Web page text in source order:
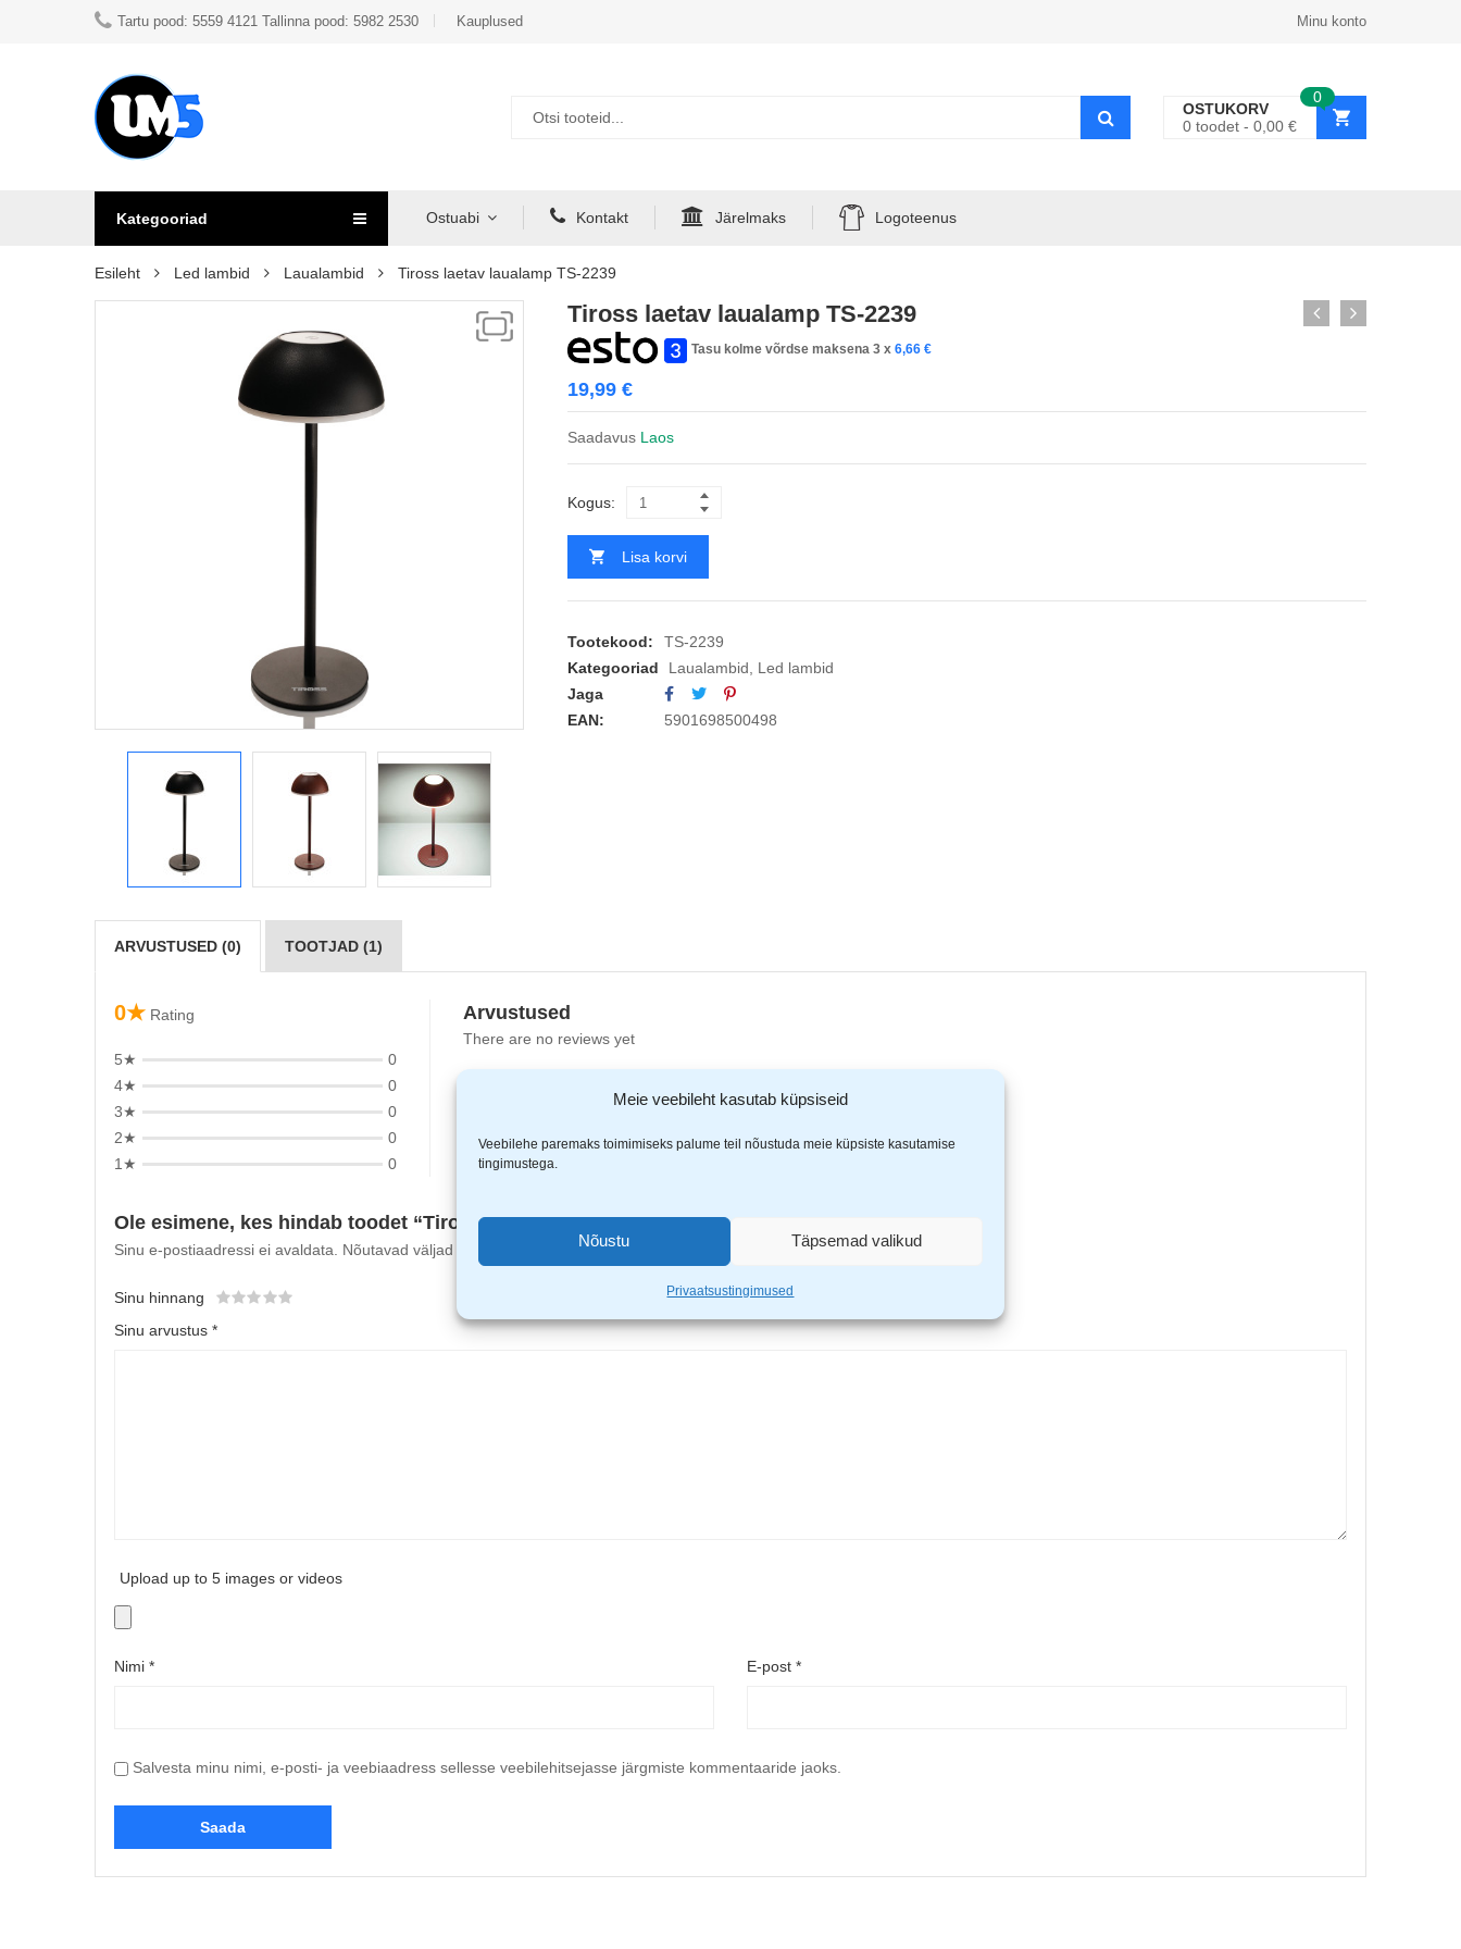
Meie veebileht kasutab küpsiseid
Veebilehe paremaks toimimiseks palume teil nõustuda meie küpsiste kasutamise
tingimustega.
Nõustu Täpsemad valikud
Privaatsustingimused
Tartu pood: 5559 4121 Tallinna pood: 5982 2530 Kauplused Minu konto
0
OSTUKORV
0 toodet 0,00 €
Kategooriad Ostuabi Kontakt Järelmaks Logoteenus
Esileht Led lambid Laualambid Tiross laetav laualamp TS-2239
Tiross laetav laualamp TS-2239
Tasu kolme võrdse maksena 3 x 6,66 €
19,99 €
Saadavus Laos
Kogus:
Lisa korvi
Tootekood:
TS-2239
Kategooriad
Laualambid, Led lambid
Jaga
EAN:
5901698500498
ARVUSTUSED (0) TOOTJAD (1)
0★ Rating
5★
0
4★
0
3★
0
2★
0
1★
0
Arvustused
There are no reviews yet
Ole esimene, kes hindab toodet “Tiross laetav laualamp TS-2239”
Sinu e-postiaadressi ei avaldata. Nõutavad väljad on tähistatud
Sinu hinnang
Sinu arvustus *
Upload up to 5 images or videos
Nimi * E-post *
Salvesta minu nimi, e-posti- ja veebiaadress sellesse veebilehitsejasse järgmiste kommentaaride jaoks.